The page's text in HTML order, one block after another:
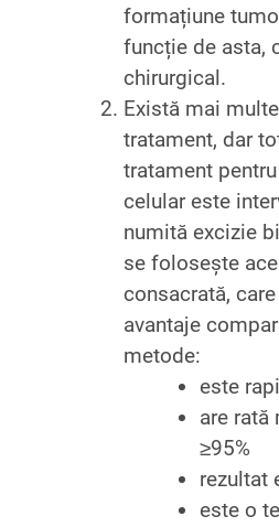
formațiune
funcție de asta,
chirurgical.
Există mai
tratament, dar
tratament
celular este
numită excizie
se folosește
consacrată,
avantaje
metode:
este
are rată
≥95%
rezultat
este o